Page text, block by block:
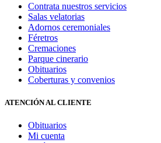
Contrata nuestros servicios
Salas velatorias
Adornos ceremoniales
Féretros
Cremaciones
Parque cinerario
Obituarios
Coberturas y convenios
ATENCIÓN AL CLIENTE
Obituarios
Mi cuenta